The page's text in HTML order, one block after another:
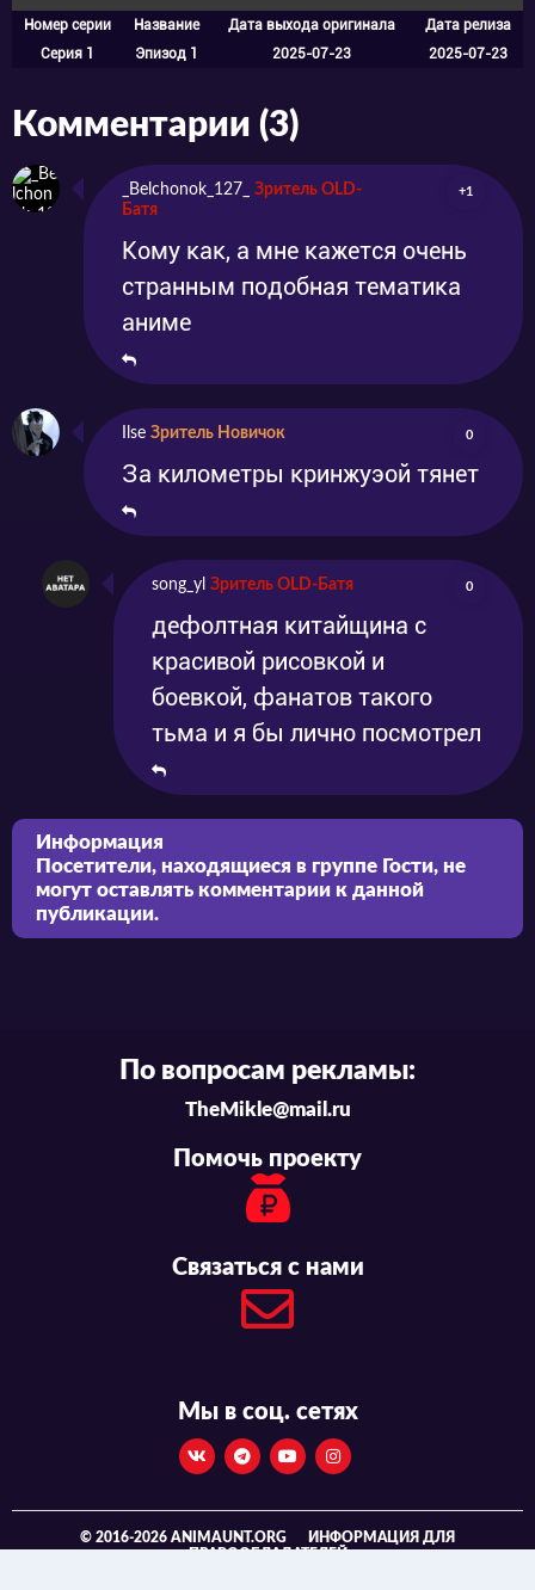
провинциального городка до небес и других
миров.
Номер серии Название Дата выхода оригинала
Дата релиза
Серия 1
Эпизод 1 2025-07-23 2025-07-23
Комментарии (3)
_Belchonok_127_
Зритель OLD-
Батя
+1
Кому как, а мне кажется очень
странным подобная тематика
аниме
Ilse Зритель Новичок 0
За километры кринжуэой тянет
song_yl Зритель OLD-Батя 0
дефолтная китайщина с
красивой рисовкой и
боевкой, фанатов такого
тьма и я бы лично посмотрел
Информация
Посетители, находящиеся в группе Гости, не
могут оставлять комментарии к данной
публикации.
По вопросам рекламы:
TheMikle@mail.ru
Помочь проекту
Связаться с нами
Мы в соц. сетях
© 2016-2026 ANIMAUNT.ORG
ИНФОРМАЦИЯ ДЛЯ
ПРАВООБЛАДАТЕЛЕЙ